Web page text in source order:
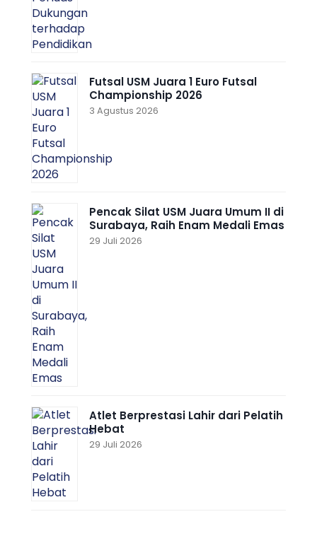
Futsal USM Juara 1 Euro Futsal
Championship 2026
3 Agustus 2026
Pencak Silat USM Juara Umum II di
Surabaya, Raih Enam Medali Emas
29 Juli 2026
Atlet Berprestasi Lahir dari Pelatih
Hebat
29 Juli 2026